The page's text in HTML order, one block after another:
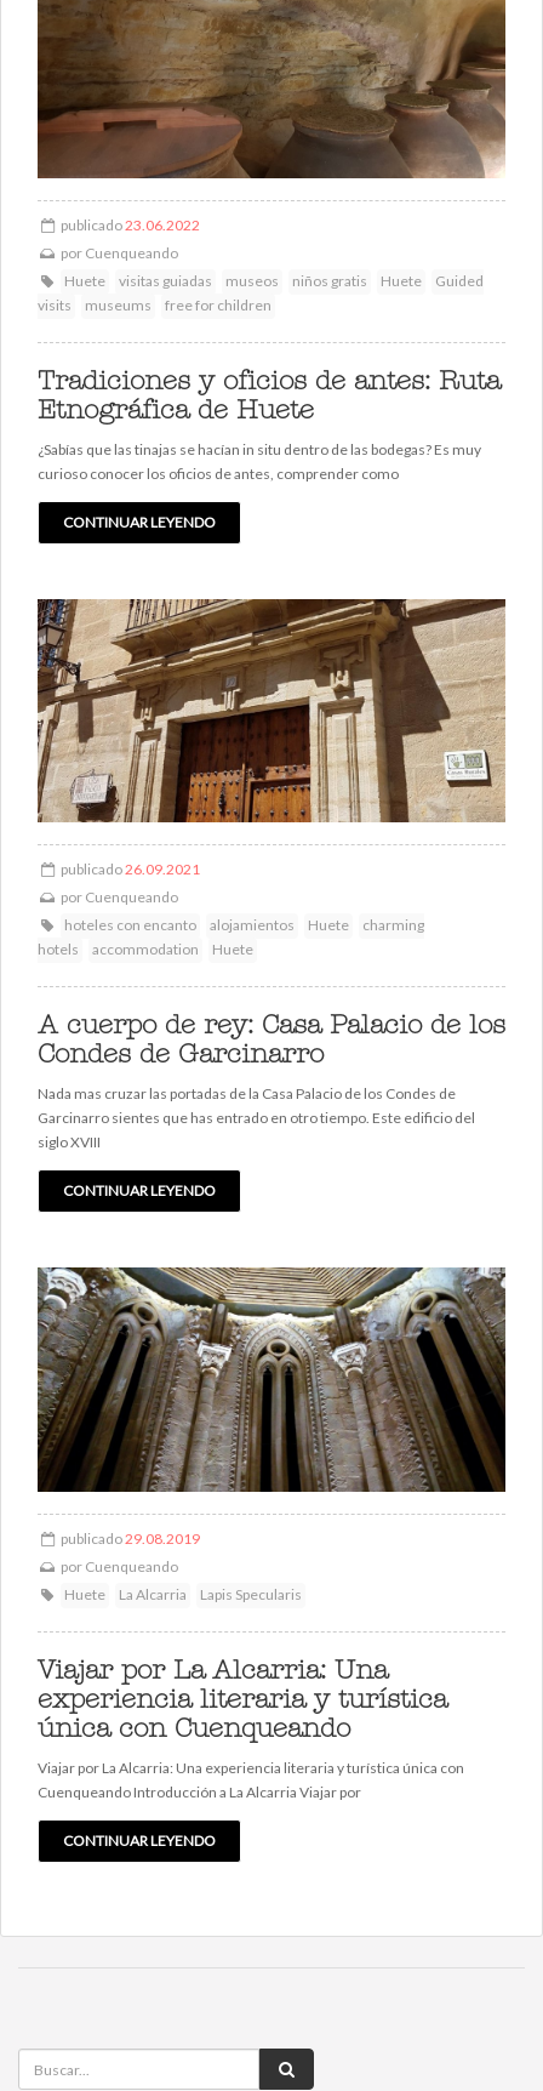
publicado23.06.2022
por Cuenqueando
Huete
visitas guiadas museos niños gratis Huete
Guided
visits
museums free for children
Tradiciones y oficios de antes: Ruta
Etnográfica de Huete
¿Sabías que las tinajas se hacían in situ dentro de las bodegas? Es muy
curioso conocer los oficios de antes, comprender como
CONTINUAR LEYENDO
publicado26.09.2021
por Cuenqueando
hoteles con encanto
alojamientos Huete
charming
hotels
accommodation Huete
A cuerpo de rey: Casa Palacio de los
Condes de Garcinarro
Nada mas cruzar las portadas de la Casa Palacio de los Condes de
Garcinarro sientes que has entrado en otro tiempo. Este edificio del
siglo XVIII
CONTINUAR LEYENDO
publicado29.08.2019
por Cuenqueando
Huete
La Alcarria Lapis Specularis
Viajar por La Alcarria: Una
experiencia literaria y turística
única con Cuenqueando
Viajar por La Alcarria: Una experiencia literaria y turística única con
Cuenqueando Introducción a La Alcarria Viajar por
CONTINUAR LEYENDO